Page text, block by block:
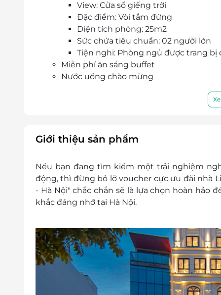
View: Cửa sổ giếng trời
Đặc điểm: Vòi tắm đứng
Diện tích phòng: 25m2
Sức chứa tiêu chuẩn: 02 người lớn
Tiện nghi: Phòng ngủ được trang
Miễn phí ăn sáng buffet
Nước uống chào mừng
Giá trên đã bao gồm phí phục vụ và thuế
Dịch vụ không bao gồm: Chi phí cá nhân và
Trẻ em từ 6 đến dưới 12 tuổi phụ thu:
Trẻ em từ 12 tuổi trở lên được tính như
Phí phụ thu người lớn: 250,000 VNĐ/
Kê giường phụ giá: 550,000 VNĐ/
Đặt ít nhất 7 - 10 ngày trước ngày đến
cần đặt trước 2 tuần
Giờ nhận phòng: Sau 14h00 / Giờ trả
Check in sớm - Check out muộn:
theo quy định của khách sạn
Hotline đặt phòng & tư vấn (9h00-
Giới thiệu sản phẩm
Nếu bạn đang tìm kiếm một trải nghiệm
động, thì đừng bỏ lỡ voucher cực ưu đãi nhà
- Hà Nội" chắc chắn sẽ là lựa chọn hoàn
khắc đáng nhớ tại Hà Nội.